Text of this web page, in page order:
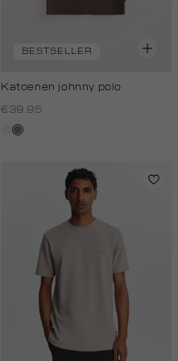
BESTSELLER
Katoenen johnny polo
€39.95
wit,klei